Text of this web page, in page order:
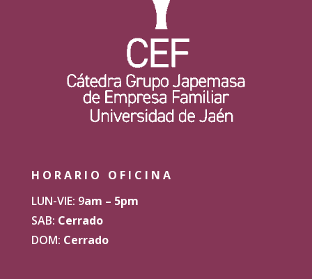
HORARIO OFICINA
LUN-VIE: 9am – 5pm
SAB: Cerrado
DOM: Cerrado